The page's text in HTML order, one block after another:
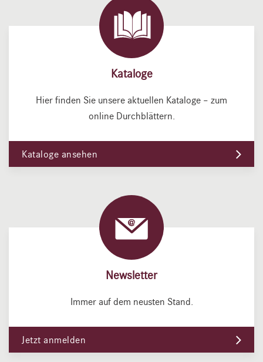
Kataloge
Hier finden Sie unsere aktuellen Kataloge – zum
online Durchblättern.
Kataloge ansehen
Newsletter
Immer auf dem neusten Stand.
Jetzt anmelden